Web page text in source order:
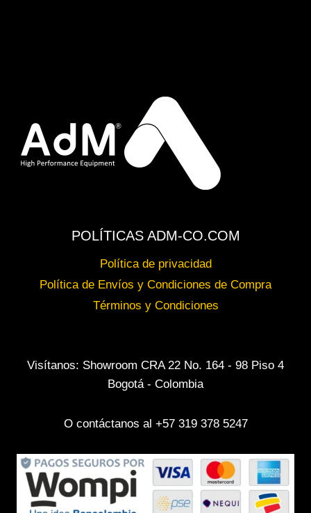
POLÍTICAS ADM-CO.COM
Política de privacidad
Política de Envíos y Condiciones de Compra
Términos y Condiciones
Visítanos: Showroom CRA 22 No. 164 - 98 Piso 4
Bogotá - Colombia
O contáctanos al +57 319 378 5247